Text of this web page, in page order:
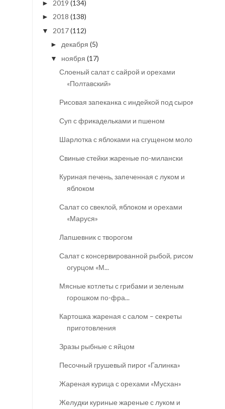
► 2019 (134)
► 2018 (138)
▼ 2017(112)
► декабря (5)
▼ ноября (17)
Слоеный салат с сайрой и орехами
«Полтавский»
Рисовая запеканка с индейкой под сыром
Суп с фрикадельками и пшеном
Шарлотка с яблоками на сгущеном молоке
Свиные стейки жареные по-милански
Куриная печень, запеченная с луком и
яблоком
Салат со свеклой, яблоком и орехами
«Маруся»
Лапшевник с творогом
Салат с консервированной рыбой, рисом и
огурцом «М...
Мясные котлеты с грибами и зеленым
горошком по-фра...
Картошка жареная с салом – секреты
приготовления
Зразы рыбные с яйцом
Песочный грушевый пирог «Галинка»
Жареная курица с орехами «Мусхан»
Желудки куриные жареные с луком и